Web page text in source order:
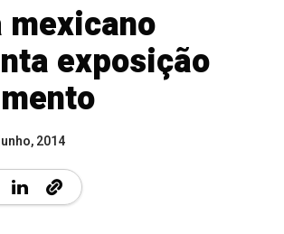
exposição
2014